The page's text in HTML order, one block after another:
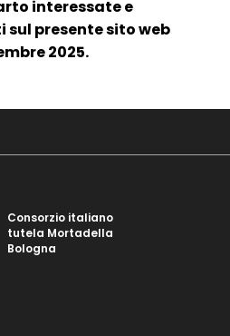
interessate e
presente sito web
2025.
Consorzio italiano
tutela Mortadella
Bologna